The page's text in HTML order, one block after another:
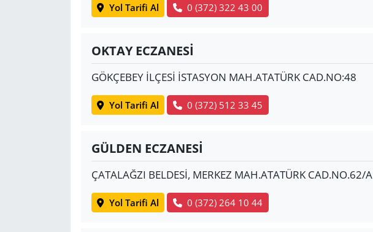
Yol Tarifi Al 0 (372) 322 43 00
OKTAY ECZANESİ
GÖKÇEBEY İLÇESİ İSTASYON MAH.ATATÜRK CAD.NO:48
Yol Tarifi Al 0 (372) 512 33 45
GÜLDEN ECZANESİ
ÇATALAĞZI BELDESİ, MERKEZ MAH.ATATÜRK CAD.NO.62/A
Yol Tarifi Al 0 (372) 264 10 44